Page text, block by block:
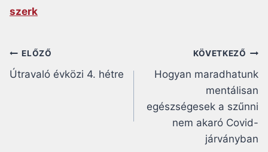
szerk
Bejegyzés
navigáció
ELŐZŐ
Útravaló évközi 4. hétre
KÖVETKEZŐ
Hogyan maradhatunk
mentálisan
egészségesek a szűnni
nem akaró Covid-
járványban